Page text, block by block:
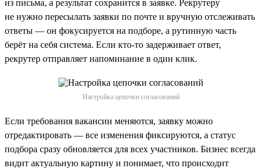
из письма, а результат сохранится в заявке. Рекрутеру
не нужно пересылать заявки по почте и вручную отслеживать
ответы — он фокусируется на подборе, а рутинную часть
берёт на себя система. Если кто-то задерживает ответ,
рекрутер отправляет напоминание в один клик.
Настройка цепочки согласований
Если требования вакансии меняются, заявку можно
отредактировать — все изменения фиксируются, а статус
подбора сразу обновляется для всех участников. Бизнес всегда
видит актуальную картину и понимает, что происходит